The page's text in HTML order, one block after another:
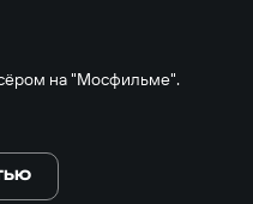
на "Мосфильме".
Абхазской ССР.